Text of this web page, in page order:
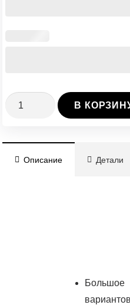
Количество
В
Описание Детали